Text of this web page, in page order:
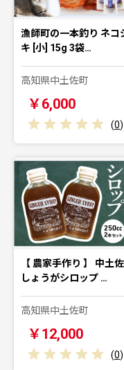
漁師町の一本釣り ネコ
キ [小] 15g 3袋…
高知県中土佐町
￥6,000
(0)
【 農家手作り 】 中土
しょうがシロップ …
高知県中土佐町
￥12,000
(0)